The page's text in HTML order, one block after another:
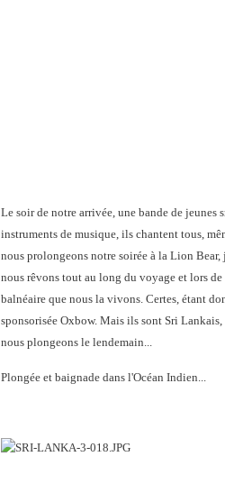
Le soir de notre arrivée, une bande de
instruments de musique, ils chantent tous,
nous prolongeons notre soirée à la Lion
nous rêvons tout au long du voyage et lors de
balnéaire que nous la vivons. Certes, étant
sponsorisée Oxbow. Mais ils sont Sri
nous plongeons le lendemain...
Plongée et baignade dans l'Océan Indien...